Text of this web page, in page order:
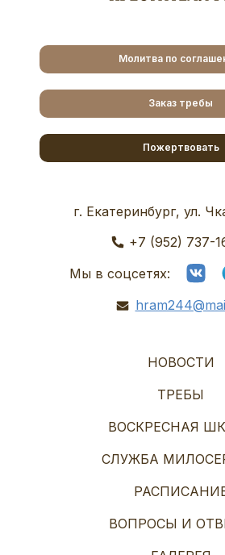
Молитва по
Заказ требы
Пожертвовать
г. Екатеринбург, ул.
+7 (952) 737-
Мы в соцсетях:
НОВОСТИ
ТРЕБЫ
ВОСКРЕСНАЯ
СЛУЖБА
ВОПРОСЫ И